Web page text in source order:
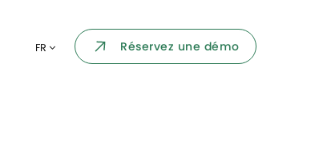
FR Réservez une démo